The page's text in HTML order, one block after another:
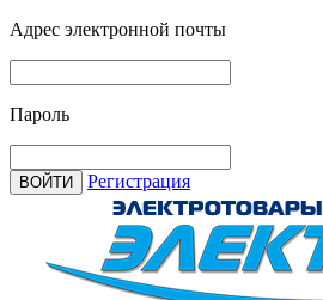
Адрес электронной почты
Пароль
ВОЙТИ Регистрация